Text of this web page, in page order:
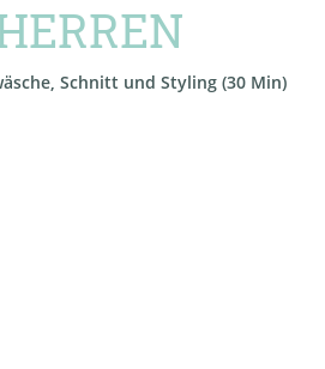
Schnitt und Styling(30 Min)